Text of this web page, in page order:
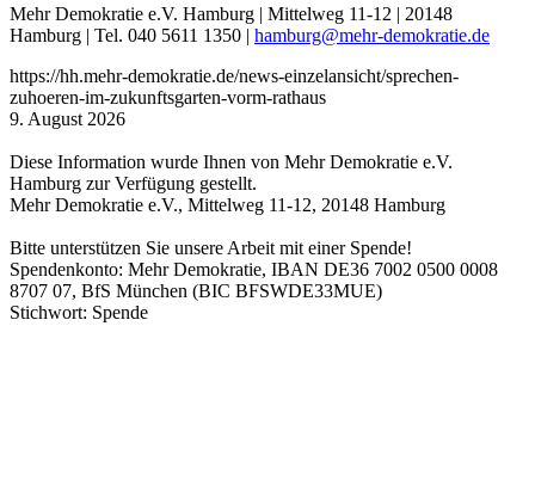
Mehr Demokratie e.V. Hamburg | Mittelweg 11-12 | 20148
Hamburg | Tel. 040 5611 1350 | hamburg@mehr-demokratie.de
https://hh.mehr-demokratie.de/news-einzelansicht/sprechen-
zuhoeren-im-zukunftsgarten-vorm-rathaus
9. August 2026
Diese Information wurde Ihnen von Mehr Demokratie e.V.
Hamburg zur Verfügung gestellt.
Mehr Demokratie e.V., Mittelweg 11-12, 20148 Hamburg
Bitte unterstützen Sie unsere Arbeit mit einer Spende!
Spendenkonto: Mehr Demokratie, IBAN DE36 7002 0500 0008
8707 07, BfS München (BIC BFSWDE33MUE)
Stichwort: Spende